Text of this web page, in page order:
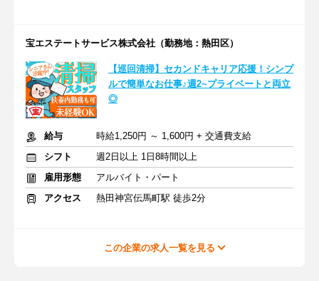
宝エステートサービス株式会社（勤務地：熱田区）
【巡回清掃】セカンドキャリア応援！シンプ
ルで簡単なお仕事♪週2~プライベートと両立
◎
給与
時給1,250円 ～ 1,600円 + 交通費支給
シフト
週2日以上 1日8時間以上
雇用形態
アルバイト・パート
アクセス
熱田神宮伝馬町駅 徒歩2分
この企業の求人一覧を見る